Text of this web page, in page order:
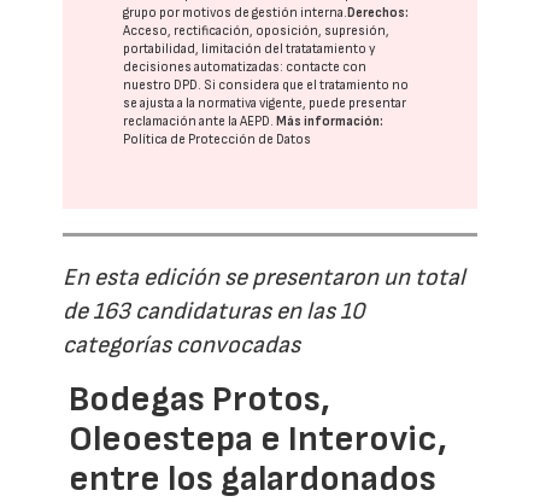
grupo por motivos de gestión interna.Derechos:
Acceso, rectificación, oposición, supresión,
portabilidad, limitación del tratatamiento y
decisiones automatizadas: contacte con
nuestro DPD. Si considera que el tratamiento no
se ajusta a la normativa vigente, puede presentar
reclamación ante laAEPD.Más información:
Política de Protección de Datos
En esta edición se presentaron un total
de 163 candidaturas en las 10
categorías convocadas
Bodegas Protos,
Oleoestepa e Interovic,
entre los galardonados